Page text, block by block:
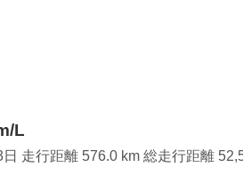
L
走行距離 576.0 km 総走行距離